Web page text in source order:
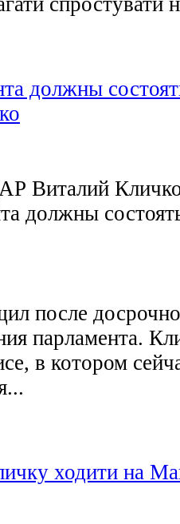
должны
Виталий Кличко
должны
после
парламента.
в котором
ходити на